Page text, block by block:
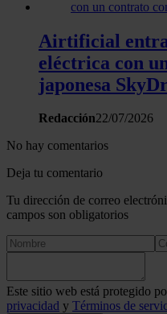
Airtificial
eléctrica con
japonesa
Redacción22/07/2026
No hay comentarios
Deja tu comentario
Tu dirección de correo
campos son obligatorios
Este sitio web está protegido
privacidad y Términos de